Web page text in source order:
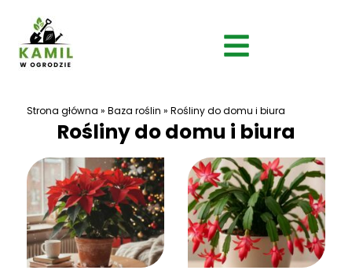
Strona główna » Baza roślin » Rośliny do domu i biura
Rośliny do domu i biura